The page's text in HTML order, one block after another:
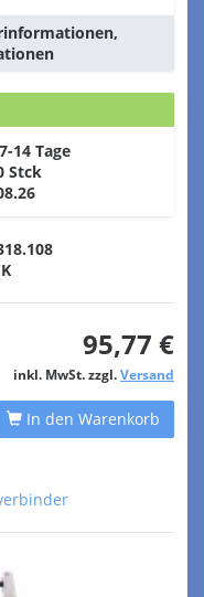
14 Tage
Stck
95,77 €
inkl. MwSt. zzgl.Versand
In den Warenkorb